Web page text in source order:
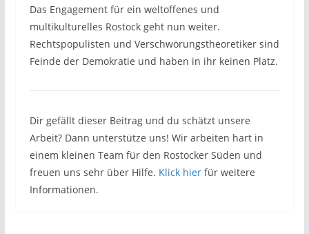
Das Engagement für ein weltoffenes und
multikulturelles Rostock geht nun weiter.
Rechtspopulisten und Verschwörungstheoretiker sind
Feinde der Demokratie und haben in ihr keinen Platz.
Dir gefällt dieser Beitrag und du schätzt unsere
Arbeit? Dann unterstütze uns! Wir arbeiten hart in
einem kleinen Team für den Rostocker Süden und
freuen uns sehr über Hilfe. Klick hierfür weitere
Informationen.